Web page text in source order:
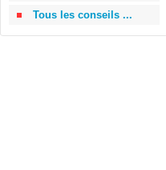
Tous les conseils ...